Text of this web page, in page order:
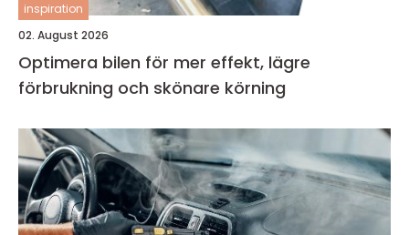
inspiration
02. August 2026
Optimera bilen för mer effekt, lägre
förbrukning och skönare körning